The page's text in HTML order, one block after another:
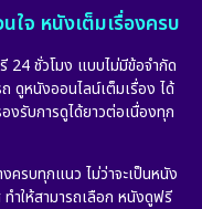
ใจ หนังเต็มเรื่องครบ
24 ชั่วโมง แบบไม่มีข้อจำกัด
ดูหนังออนไลน์เต็มเรื่อง ได้
งรับการดูได้ยาวต่อเนื่องทุก
รบทุกแนว ไม่ว่าจะเป็นหนัง
ำให้สามารถเลือก หนังดูฟรี